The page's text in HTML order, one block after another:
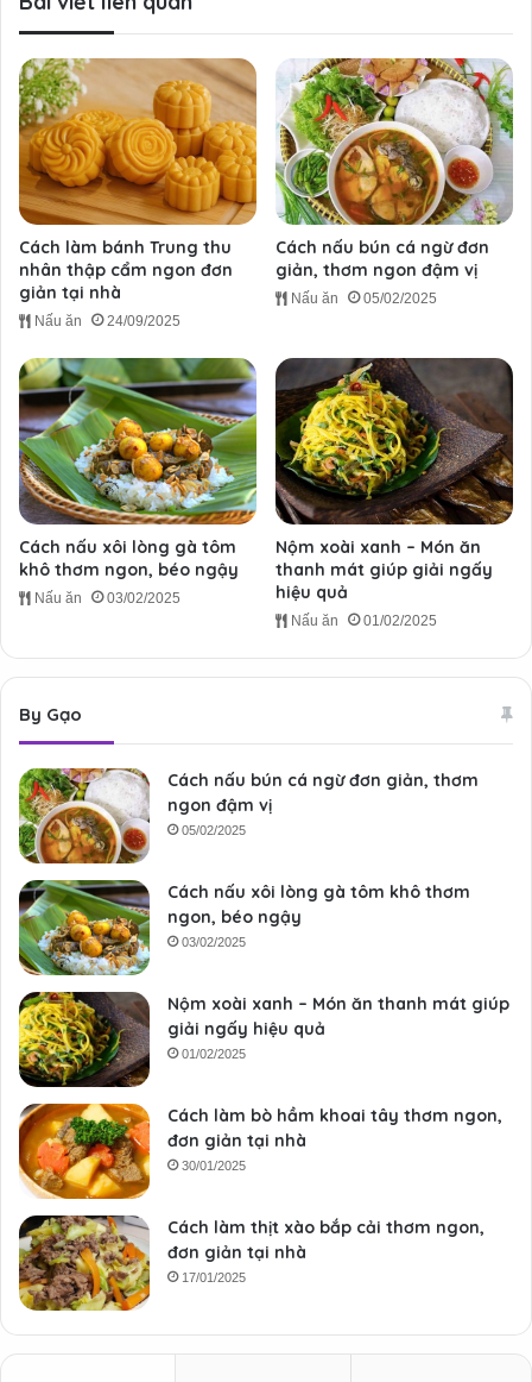
Cách làm bánh Trung thu
nhân thập cẩm ngon đơn
giản tại nhà
Nấu ăn 24/09/2025
Cách nấu bún cá ngừ đơn
giản, thơm ngon đậm vị
Nấu ăn 05/02/2025
Cách nấu xôi lòng gà tôm
khô thơm ngon, béo ngậy
Nấu ăn 03/02/2025
Nộm xoài xanh – Món ăn
thanh mát giúp giải ngấy
hiệu quả
Nấu ăn 01/02/2025
By Gạo
Cách nấu bún cá ngừ đơn giản, thơm
ngon đậm vị
05/02/2025
Cách nấu xôi lòng gà tôm khô thơm
ngon, béo ngậy
03/02/2025
Nộm xoài xanh – Món ăn thanh mát giúp
giải ngấy hiệu quả
01/02/2025
Cách làm bò hầm khoai tây thơm ngon,
đơn giản tại nhà
30/01/2025
Cách làm thịt xào bắp cải thơm ngon,
đơn giản tại nhà
17/01/2025